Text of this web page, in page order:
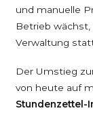
und manuelle
Betrieb
Verwaltung
Der Umstieg
von heute auf
Stundenzettel-